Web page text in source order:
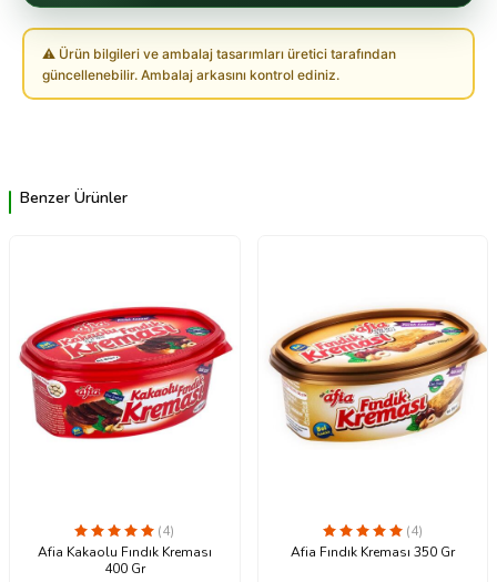
⚠ Ürün bilgileri ve ambalaj tasarımları üretici tarafından
güncellenebilir. Ambalaj arkasını kontrol ediniz.
Benzer Ürünler
(4)
Afia Kakaolu Fındık Kreması
400 Gr
(4)
Afia Fındık Kreması 350 Gr